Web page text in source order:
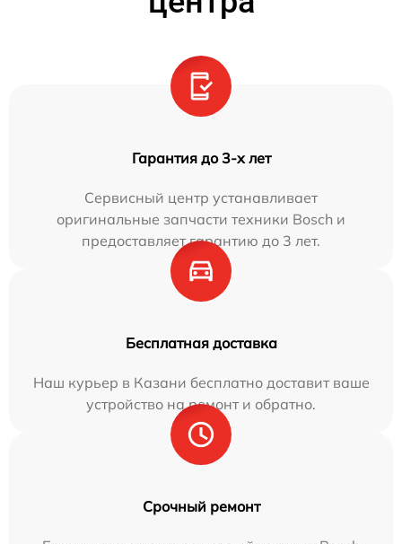
Гарантия до 3-х лет
Сервисный центр устанавливает
оригинальные запчасти техники Bosch и
предоставляет гарантию до 3 лет.
Бесплатная доставка
Наш курьер в Казани бесплатно доставит ваше
устройство на ремонт и обратно.
Срочный ремонт